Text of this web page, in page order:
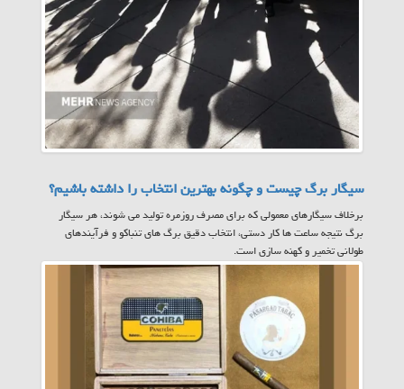
سیگار برگ چیست و چگونه بهترین انتخاب را داشته باشیم؟
برخلاف سیگارهای معمولی که برای مصرف روزمره تولید می شوند، هر سیگار
برگ نتیجه ساعت ها کار دستی، انتخاب دقیق برگ های تنباکو و فرآیندهای
طولانی تخمیر و کهنه سازی است.